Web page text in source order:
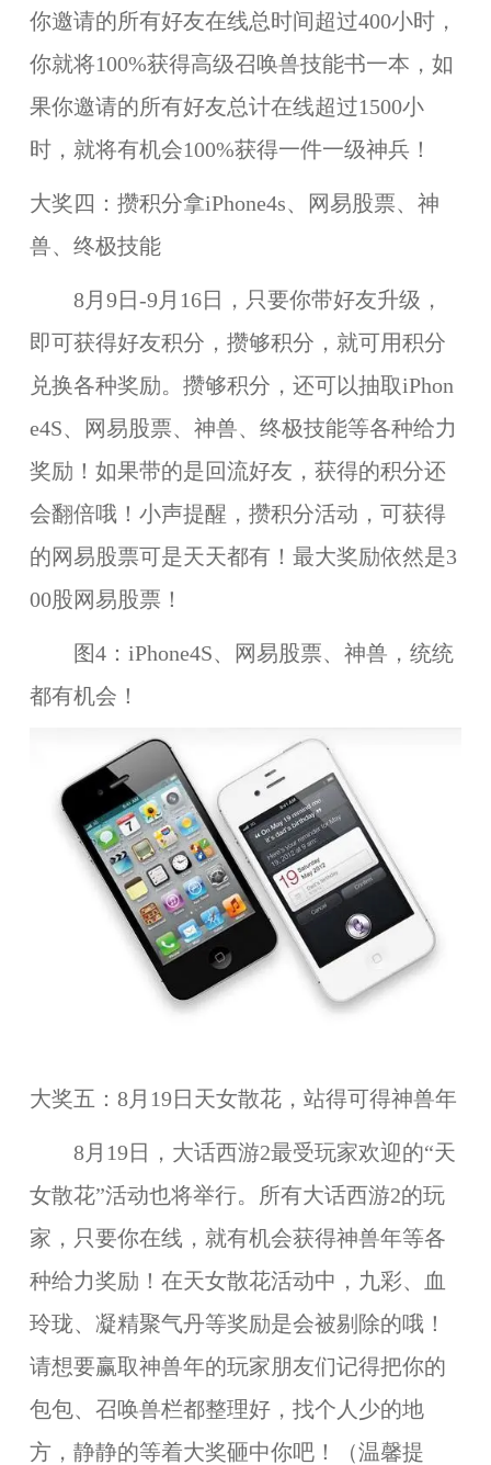
你邀请的所有好友在线总时间超过400小时，
你就将100%获得高级召唤兽技能书一本，如
果你邀请的所有好友总计在线超过1500小
时，就将有机会100%获得一件一级神兵！
大奖四：攒积分拿iPhone4s、网易股票、神
兽、终极技能
8月9日-9月16日，只要你带好友升级，
即可获得好友积分，攒够积分，就可用积分
兑换各种奖励。攒够积分，还可以抽取iPhon
e4S、网易股票、神兽、终极技能等各种给力
奖励！如果带的是回流好友，获得的积分还
会翻倍哦！小声提醒，攒积分活动，可获得
的网易股票可是天天都有！最大奖励依然是3
00股网易股票！
图4：iPhone4S、网易股票、神兽，统统
都有机会！
大奖五：8月19日天女散花，站得可得神兽年
8月19日，大话西游2最受玩家欢迎的“天
女散花”活动也将举行。所有大话西游2的玩
家，只要你在线，就有机会获得神兽年等各
种给力奖励！在天女散花活动中，九彩、血
玲珑、凝精聚气丹等奖励是会被剔除的哦！
请想要赢取神兽年的玩家朋友们记得把你的
包包、召唤兽栏都整理好，找个人少的地
方，静静的等着大奖砸中你吧！（温馨提